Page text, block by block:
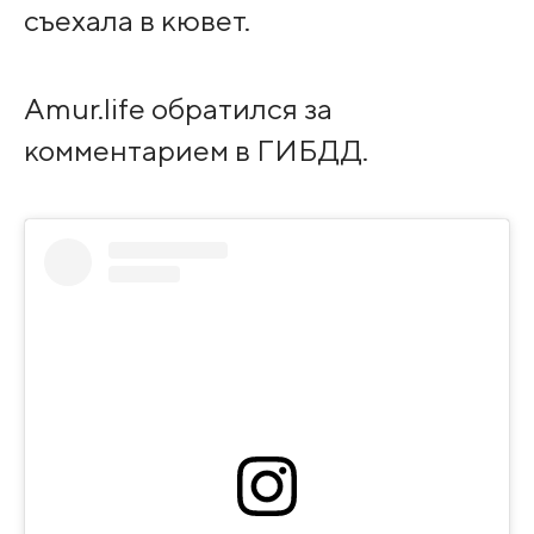
съехала в кювет.
Amur.life обратился за
комментарием в ГИБДД.